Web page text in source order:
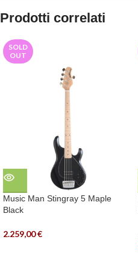
Prodotti correlati
SOLD
OUT
Music Man Stingray 5 Maple
Black
2.259,00€